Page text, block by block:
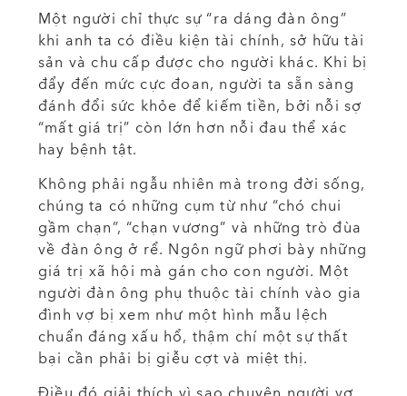
Một người chỉ thực sự “ra dáng đàn ông”
khi anh ta có điều kiện tài chính, sở hữu tài
sản và chu cấp được cho người khác. Khi bị
đẩy đến mức cực đoan, người ta sẵn sàng
đánh đổi sức khỏe để kiếm tiền, bởi nỗi sợ
“mất giá trị” còn lớn hơn nỗi đau thể xác
hay bệnh tật.
Không phải ngẫu nhiên mà trong đời sống,
chúng ta có những cụm từ như “chó chui
gầm chạn”, “chạn vương” và những trò đùa
về đàn ông ở rể. Ngôn ngữ phơi bày những
giá trị xã hội mà gán cho con người. Một
người đàn ông phụ thuộc tài chính vào gia
đình vợ bị xem như một hình mẫu lệch
chuẩn đáng xấu hổ, thậm chí một sự thất
bại cần phải bị giễu cợt và miệt thị.